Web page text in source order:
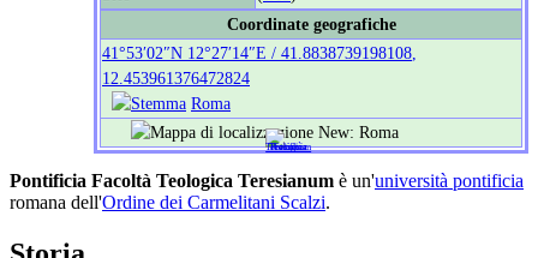
Coordinate geografiche
41°53′02″N 12°27′14″E / 41.8838739198108
12.453961376472824
Roma
Pontificia Facoltà Teologica Teresianum è un'università pontificia
romana dell'Ordine dei Carmelitani Scalzi.